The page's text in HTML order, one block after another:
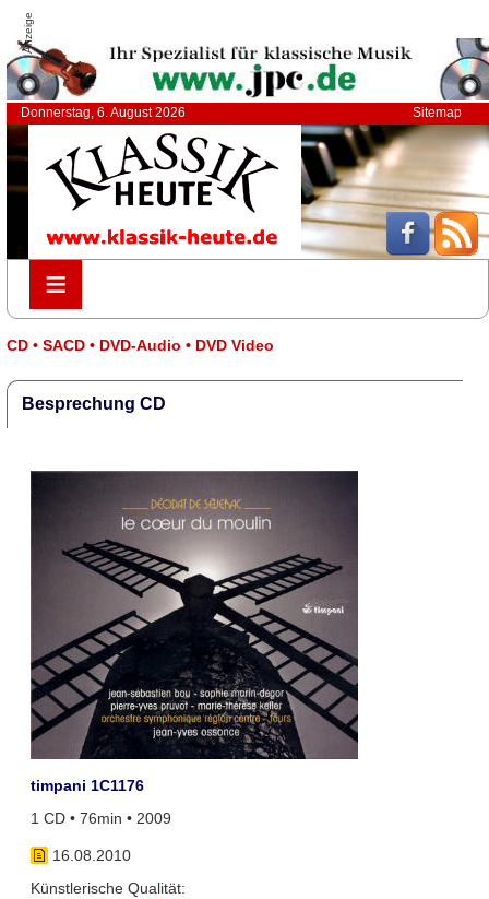
Anzeige
Donnerstag, 6. August 2026 Sitemap
≡
≡
CD • SACD • DVD-Audio • DVD Video
Besprechung CD
timpani 1C1176
1 CD • 76min • 2009
16.08.2010
Künstlerische Qualität: